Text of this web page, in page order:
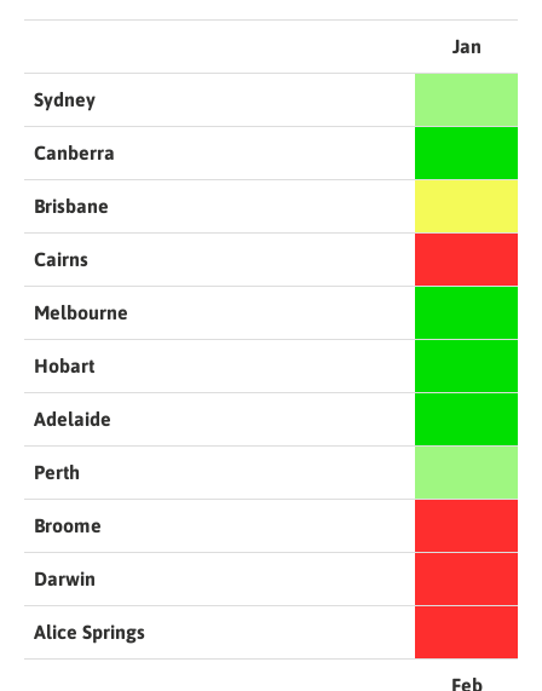
Jan
Sydney
Canberra
Brisbane
Cairns
Melbourne
Hobart
Adelaide
Perth
Broome
Darwin
Alice Springs
Feb